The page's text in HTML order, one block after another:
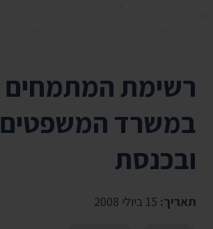
רשימת המתמחים
במשרד המשפטים
ובכנסת
תאריך: